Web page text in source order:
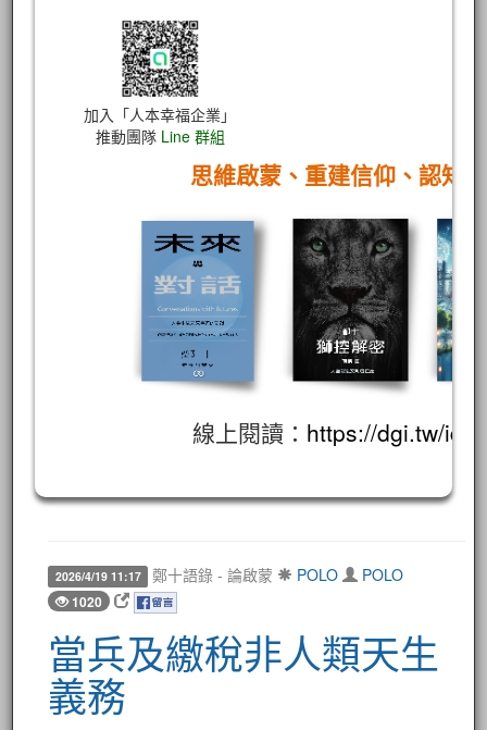
加入「人本幸福企業」
推動團隊 Line 群組
思維啟蒙、重建信仰、認知
線上閱讀： https://dgi.tw/id/
2026/4/19 11:17 鄭十語錄 - 論啟蒙 POLO POLO
1020
當兵及繳稅非人類天生
義務